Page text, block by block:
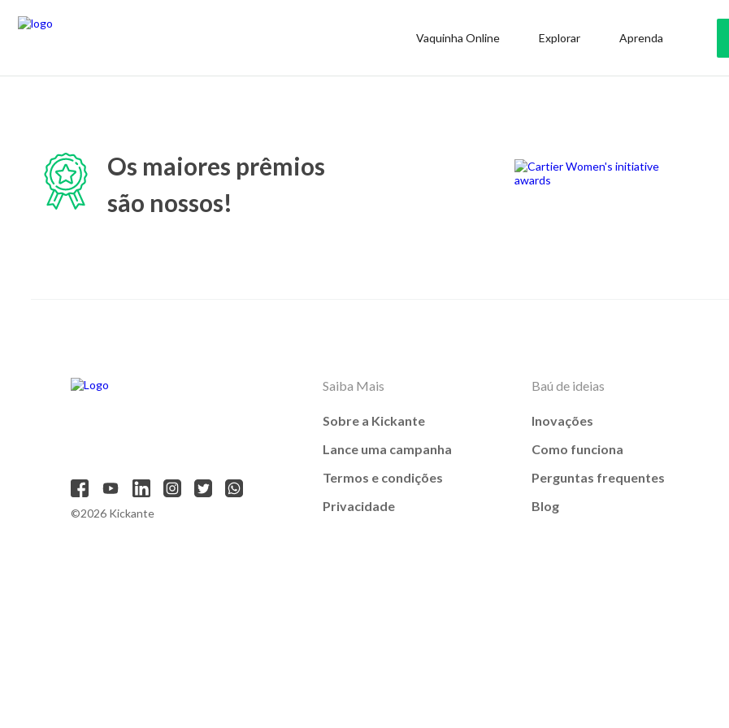
Vaquinha Online Explorar Aprenda
Os maiores prêmios
são nossos!
©2026 Kickante
Saiba Mais
Sobre a Kickante
Lance uma campanha
Termos e condições
Privacidade
Baú de ideias
Inovações
Como funciona
Perguntas frequentes
Blog